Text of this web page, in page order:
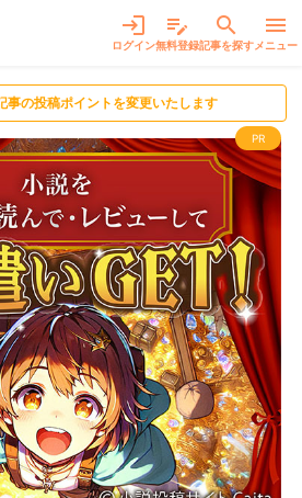
login
ログイン
edit_note
無料登録
search
記事を探す
menu
メニュー
の投稿ポイントを変更いたします
PR